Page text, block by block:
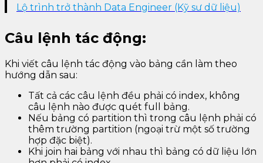
Lộ trình trở thành Data Engineer (Kỹ sư dữ liệu)
Câu lệnh tác động:
Khi viết câu lệnh tác động vào bảng cần làm theo
hướng dẫn sau:
Tất cả các câu lệnh đều phải có index, không
câu lệnh nào được quét full bảng.
Nếu bảng có partition thì trong câu lệnh phải có
thêm trường partition (ngoại trừ một số trường
hợp đặc biệt).
Khi join hai bảng với nhau thì bảng có dữ liệu lớn